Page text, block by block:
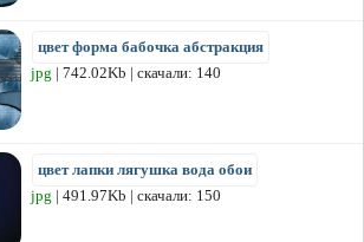
цвет форма бабочка абстракция
jpg | 742.02Kb | скачали: 140
цвет лапки лягушка вода обои
jpg | 491.97Kb | скачали: 150